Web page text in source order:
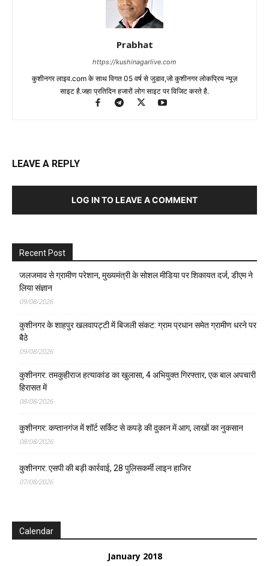
Prabhat
https://kushinagarlive.com
कुशीनगर लाइव.com के साथ विगत 05 वर्ष से जुडाव,जो कुशीनगर लोकप्रिय न्यूज़
साइट है.जहा प्रतिदिन हजारों लोग साइट पर विजिट करते है.
LEAVE A REPLY
LOG IN TO LEAVE A COMMENT
Recent Post
जलजमाव से ग्रामीण परेशान, मुख्यमंत्री के सोशल मीडिया पर शिकायत दर्ज, डीएम ने
लिया संज्ञान
09/08/2026
कुशीनगर के शाहपुर खलवापट्टी में बिजली संकट: ग्राम प्रधान समेत ग्रामीण धरने पर
बैठे
09/08/2026
कुशीनगर: तमकुहीराज हत्याकांड का खुलासा, 4 अभियुक्त गिरफ्तार, एक बाल अपचारी
हिरासत में
08/08/2026
कुशीनगर: कप्तानगंज में शॉर्ट सर्किट से कपड़े की दुकान में आग, लाखों का नुकसान
08/08/2026
कुशीनगर: एसपी की बड़ी कार्रवाई, 28 पुलिसकर्मी लाइन हाजिर
07/08/2026
Calendar
January 2018